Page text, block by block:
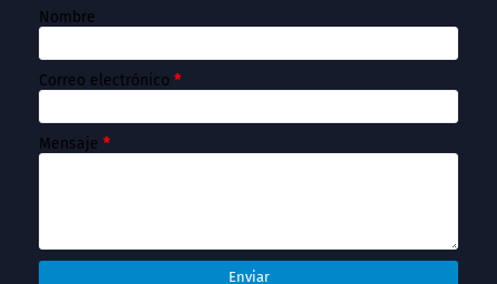
Nombre
Correo electrónico *
Mensaje *